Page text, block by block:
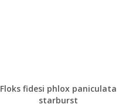
DETAYLAR GELİNCE HABER VER
Floks fidesi phlox paniculata
starburst